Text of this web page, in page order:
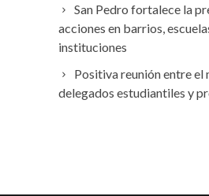
San Pedro fortalece la
acciones en barrios,
instituciones
Positiva reunión entre el
delegados estudiantiles y